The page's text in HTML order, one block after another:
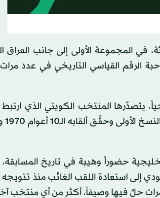
في المجموعة الأولى إلى جانب العراق
بطل نسختَي 2009 و2017، والكويت صاحبة الرقم القياسي التاريخي في عدد
ثقلاً تاريخياً استثنائياً، إذ تضم وحدها 19 لقباً خليجياً، يتصدَّرها المنتخب الكويتي
حضوراً وهيبة في تاريخ المسابقة،
يسعى المنتخب السعودي إلى استعادة اللقب الغائب منذ